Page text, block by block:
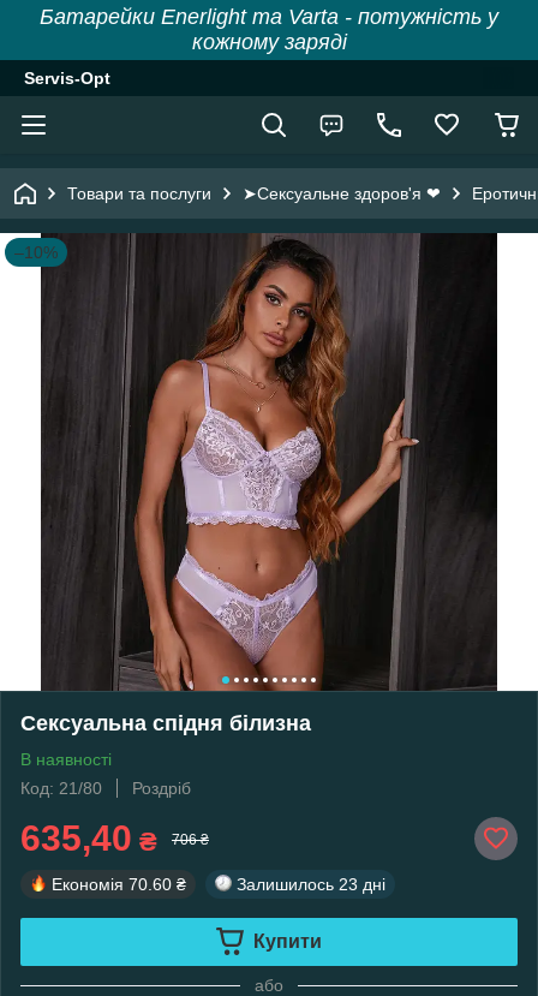
Батарейки Enerlight та Varta - потужність у
кожному заряді
Servis-Opt
Товари та послуги ➤Сексуальне здоров'я ❤
–10%
Сексуальна спідня білизна
В наявності
Код: 21/80
Роздріб
635,40 ₴ 706 ₴
Економія 70.60 ₴ Залишилось 23 дні
Купити
або